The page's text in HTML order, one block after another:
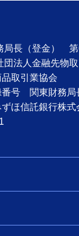
局長（登金）
団法人金融先物
取引業協会
号 関東財務局
ほ信託銀行株式